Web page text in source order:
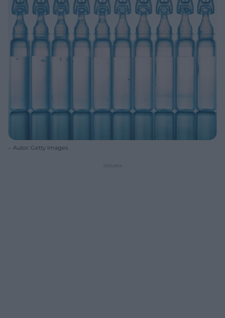
Autor: Getty Images